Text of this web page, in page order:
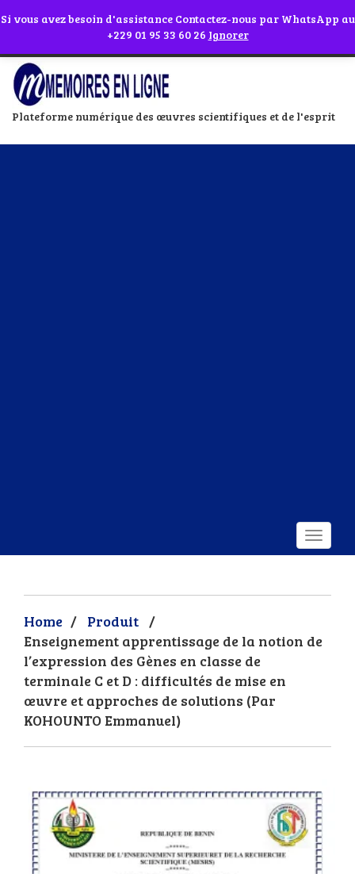
Abonnes toi à notre chaîne WhatsApp en cliquant sur l'icône en face
Plateforme numérique des œuvres scientifiques et de l'esprit
Home / Produit /
Enseignement apprentissage de la notion de
l’expression des Gènes en classe de
terminale C et D : difficultés de mise en
œuvre et approches de solutions (Par
KOHOUNTO Emmanuel)
Si vous avez besoin d'assistance Contactez-nous par WhatsApp au
+229 01 95 33 60 26 Ignorer